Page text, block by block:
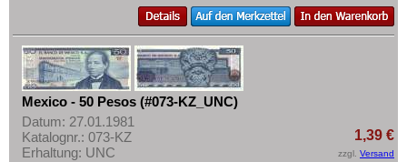
Mexico - 50 Pesos (#073-KZ_UNC)
Datum: 27.01.1981
Katalognr.: 073-KZ
Erhaltung: UNC
1,39 €
zzgl. Versand